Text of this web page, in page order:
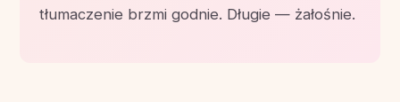
tłumaczenie brzmi godnie. Długie — żałośnie.